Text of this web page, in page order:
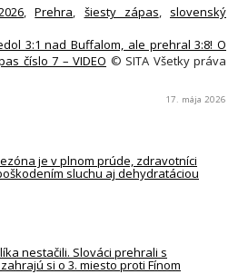
,Prehra, šiesty zápas, slovenský
3:1 nad Buffalom, ale prehral 3:8! O
číslo 7 – VIDEO © SITA Všetky práva
17. mája 2026
je v plnom prúde, zdravotníci
sluchu aj dehydratáciou
nestačili. Slováci prehrali s
si o 3. miesto proti Fínom